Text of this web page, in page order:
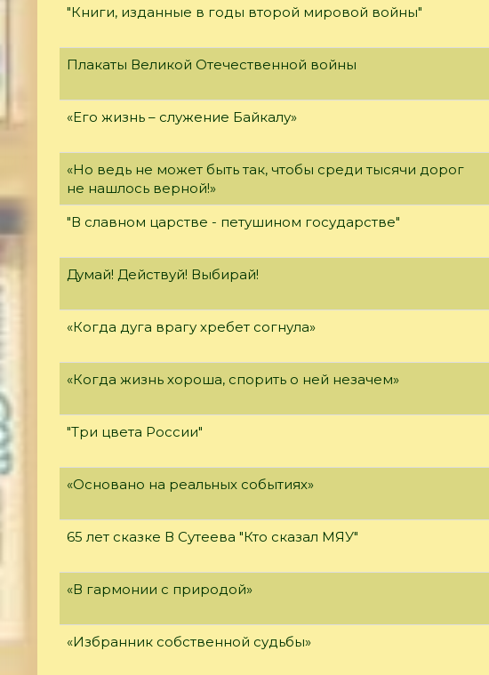
"Книги, изданные в годы второй мировой войны"
Плакаты Великой Отечественной войны
«Его жизнь – служение Байкалу»
«Но ведь не может быть так, чтобы среди тысячи дорог
не нашлось верной!»
"В славном царстве - петушином государстве"
Думай! Действуй! Выбирай!
«Когда дуга врагу хребет согнула»
«Когда жизнь хороша, спорить о ней незачем»
"Три цвета России"
«Основано на реальных событиях»
65 лет сказке В Сутеева "Кто сказал МЯУ"
«В гармонии с природой»
«Избранник собственной судьбы»